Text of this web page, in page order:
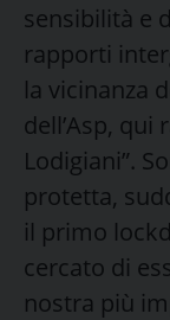
sensibilità e
rapporti
la vicinanza
dell’Asp, qui
Lodigiani”.
protetta,
il primo
cercato di
nostra più